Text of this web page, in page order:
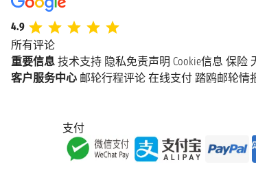
4.9
所有评论
重要信息 技术支持 隐私免责声明 Cookie信息 保险
客户服务中心 邮轮行程评论 在线支付 踏鸥邮轮情
支付